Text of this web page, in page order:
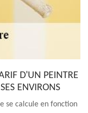
D'UN PEINTRE
ENVIRONS
se calcule en fonction